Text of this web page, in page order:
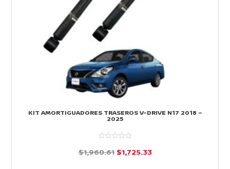
KIT AMORTIGUADORES TRASEROS V-DRIVE N17 2018 –
2025
$1,960.61 El
$1,725.33El